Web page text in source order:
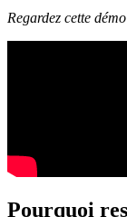
Regardez cette
Pourquoi